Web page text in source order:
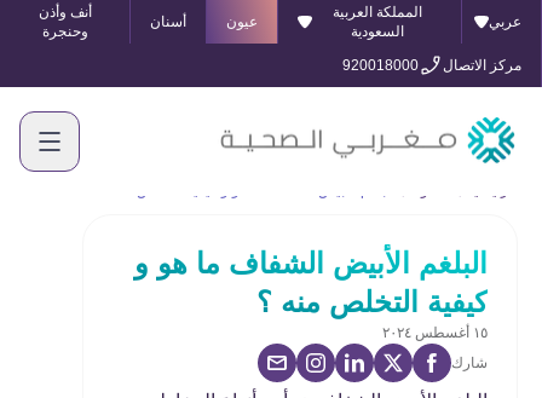
عربي
المملكة العربية
السعودية
عيون أسنان
أنف وأذن
وحنجرة
مركز الاتصال
920018000
البلغم الأبيض الشفاف ما هو و
كيفية التخلص منه ؟
١٥ أغسطس ٢٠٢٤
شارك